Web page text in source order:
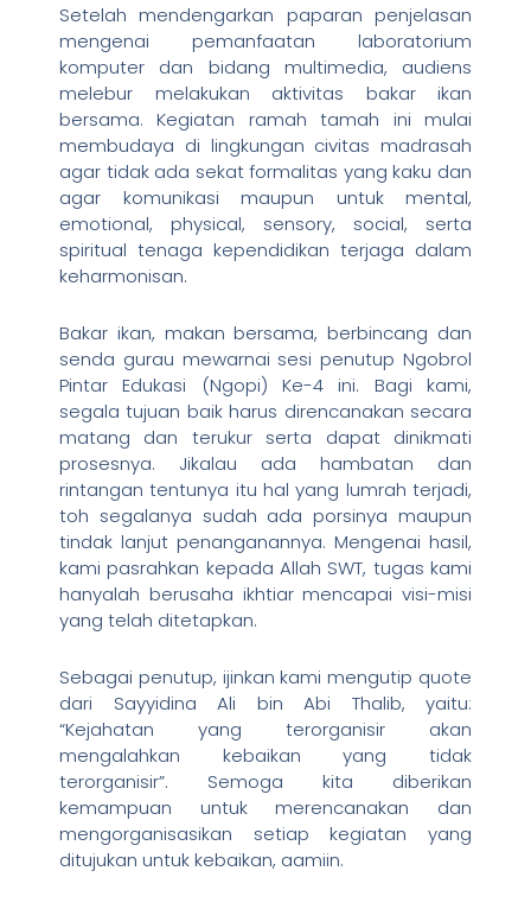
Setelah mendengarkan paparan penjelasan
mengenai pemanfaatan laboratorium
komputer dan bidang multimedia, audiens
melebur melakukan aktivitas bakar ikan
bersama. Kegiatan ramah tamah ini mulai
membudaya di lingkungan civitas madrasah
agar tidak ada sekat formalitas yang kaku dan
agar komunikasi maupun untuk mental,
emotional, physical, sensory, social, serta
spiritual tenaga kependidikan terjaga dalam
keharmonisan.
Bakar ikan, makan bersama, berbincang dan
senda gurau mewarnai sesi penutup Ngobrol
Pintar Edukasi (Ngopi) Ke-4 ini. Bagi kami,
segala tujuan baik harus direncanakan secara
matang dan terukur serta dapat dinikmati
prosesnya. Jikalau ada hambatan dan
rintangan tentunya itu hal yang lumrah terjadi,
toh segalanya sudah ada porsinya maupun
tindak lanjut penanganannya. Mengenai hasil,
kami pasrahkan kepada Allah SWT, tugas kami
hanyalah berusaha ikhtiar mencapai visi-misi
yang telah ditetapkan.
Sebagai penutup, ijinkan kami mengutip quote
dari Sayyidina Ali bin Abi Thalib, yaitu:
“Kejahatan yang terorganisir akan
mengalahkan kebaikan yang tidak
terorganisir”. Semoga kita diberikan
kemampuan untuk merencanakan dan
mengorganisasikan setiap kegiatan yang
ditujukan untuk kebaikan, aamiin.